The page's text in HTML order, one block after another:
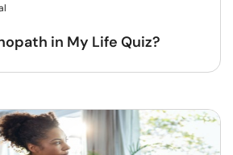
in My Life Quiz?